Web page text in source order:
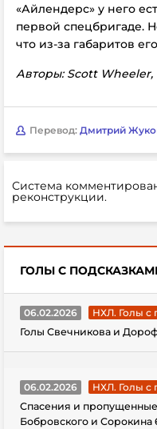
«Айлендерс» у него
первой спецбригаде.
что из-за габаритов
Авторы: Scott Wheeler,
Перевод: Дмитрий
Система
реконструкции.
ГОЛЫ С
06.02.2026
НХЛ. Голы с
Голы Свечникова и
06.02.2026
НХЛ. Голы с
Спасения и пропущенные
Бобровского и Сорокина